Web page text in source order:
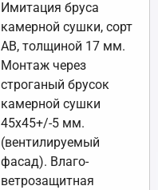
Имитация бруса
камерной сушки, сорт
АВ, толщиной 17 мм.
Монтаж через
строганый брусок
камерной сушки
45х45+/-5 мм.
(вентилируемый
фасад). Влаго-
ветрозащитная